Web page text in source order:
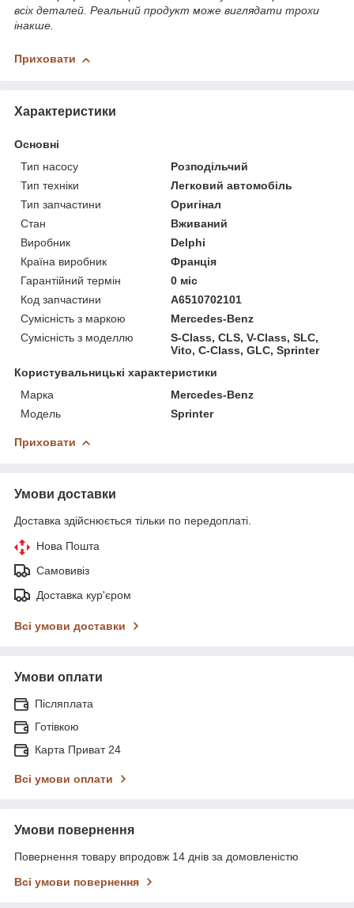
всіх деталей. Реальний продукт може виглядати трохи
інакше.
Приховати
Характеристики
Основні
Тип насосу
Розподільчий
Тип техніки
Легковий автомобіль
Тип запчастини
Оригінал
Стан
Вживаний
Виробник
Delphi
Країна виробник
Франція
Гарантійний термін
0 міс
Код запчастини
A6510702101
Сумісність з маркою
Mercedes-Benz
Сумісність з моделлю
S-Class, CLS, V-Class, SLC,
Vito, C-Class, GLC, Sprinter
Користувальницькі характеристики
Марка
Mercedes-Benz
Модель
Sprinter
Приховати
Умови доставки
Доставка здійснюється тільки по передоплаті.
Нова Пошта
Самовивіз
Доставка кур'єром
Всі умови доставки
Умови оплати
Післяплата
Готівкою
Карта Приват 24
Всі умови оплати
Умови повернення
Повернення товару впродовж 14 днів за домовленістю
Всі умови повернення